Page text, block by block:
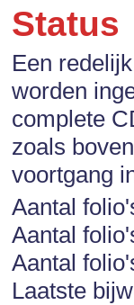
Status
Een
worden
complete
zoals
voortgang
Aantal
Aantal
Aantal
Laatste